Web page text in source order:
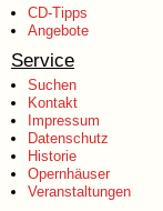
CD-Tipps
Angebote
Service
Suchen
Kontakt
Impressum
Datenschutz
Historie
Opernhäuser
Veranstaltungen